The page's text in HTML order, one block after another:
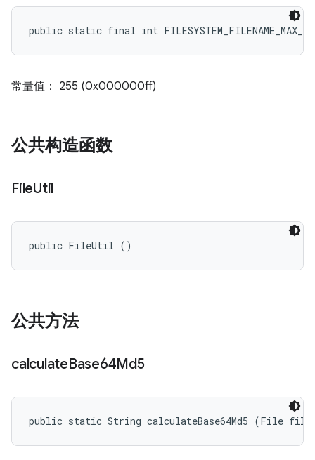
public static final int
常量值： 255 (0x000000ff)
公共构造函数
FileUtil
public FileUtil ()
公共方法
calculateBase64Md5
public static String calculateBase64Md5 (File